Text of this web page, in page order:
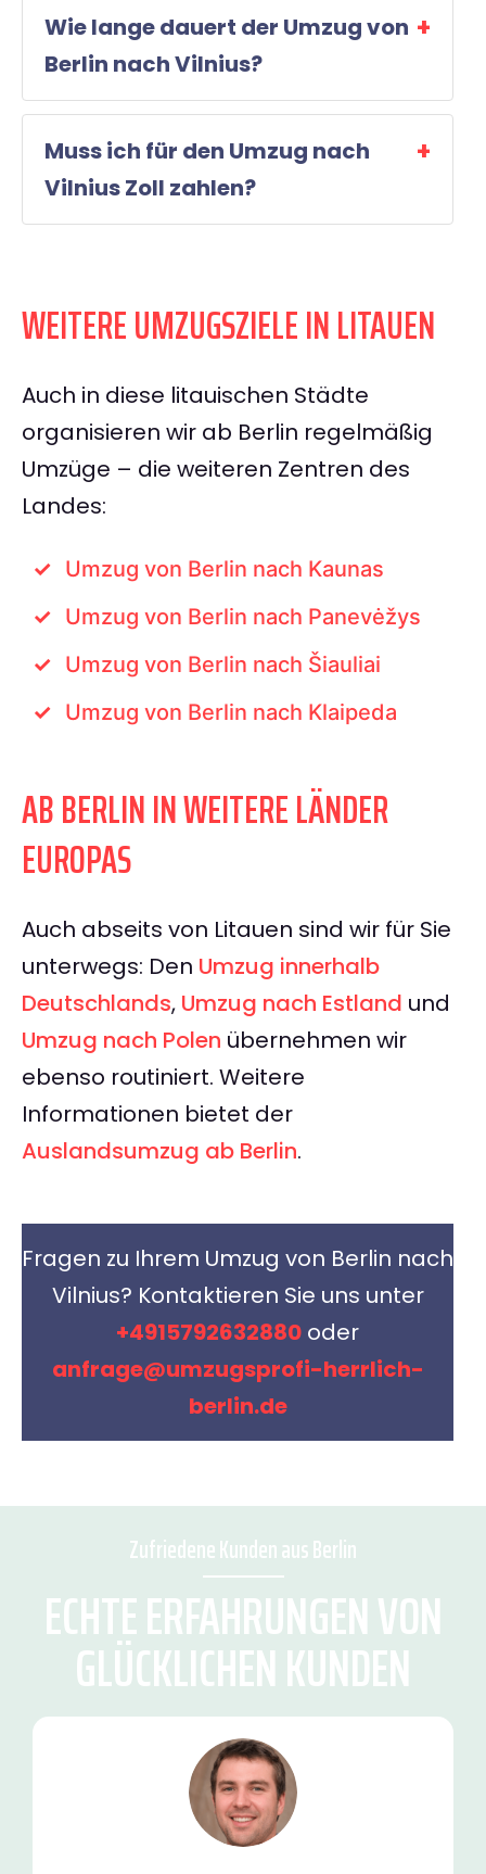
Wie lange dauert der Umzug von
Berlin nach Vilnius?
Muss ich für den Umzug nach
Vilnius Zoll zahlen?
WEITERE UMZUGSZIELE IN LITAUEN
Auch in diese litauischen Städte
organisieren wir ab Berlin regelmäßig
Umzüge – die weiteren Zentren des
Landes:
Umzug von Berlin nach Kaunas
Umzug von Berlin nach Panevėžys
Umzug von Berlin nach Šiauliai
Umzug von Berlin nach Klaipeda
AB BERLIN IN WEITERE LÄNDER
EUROPAS
Auch abseits von Litauen sind wir für Sie
unterwegs: Den Umzug innerhalb
Deutschlands, Umzug nach Estland und
Umzug nach Polen übernehmen wir
ebenso routiniert. Weitere
Informationen bietet der
Auslandsumzug ab Berlin.
Fragen zu Ihrem Umzug von Berlin nach
Vilnius? Kontaktieren Sie uns unter
+4915792632880 oder
anfrage@umzugsprofi-herrlich-
berlin.de
Zufriedene Kunden aus Berlin
ECHTE ERFAHRUNGEN VON
GLÜCKLICHEN KUNDEN